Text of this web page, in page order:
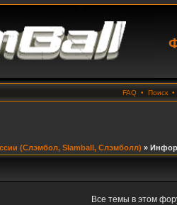
FAQ• Поиск
(Слэмбол, Slamball, Слэмболл) »
Все темы в этом